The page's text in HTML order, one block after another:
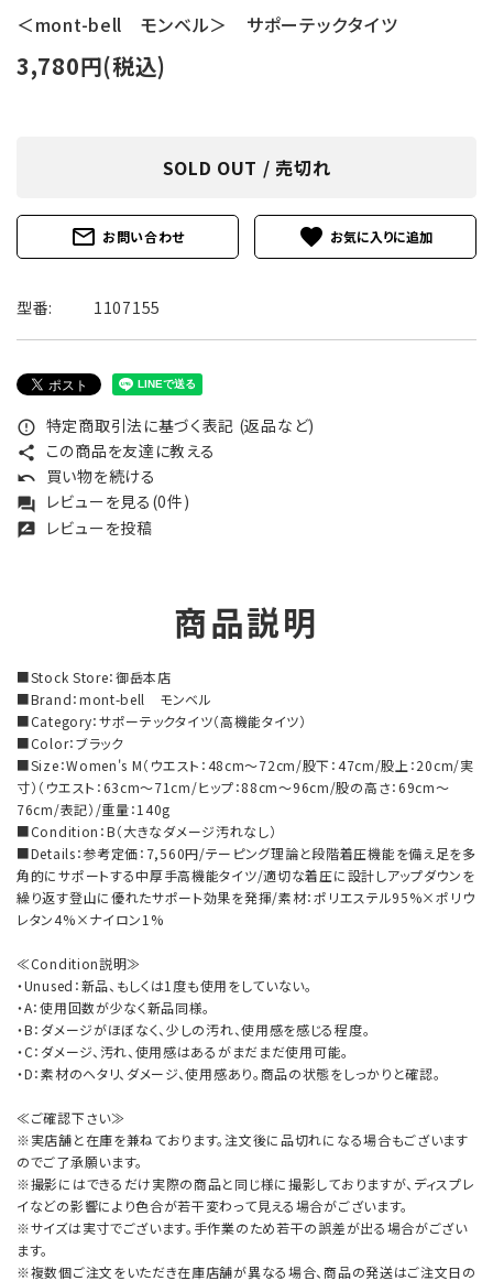
＜mont-bell モンベル＞ サポーテックタイツ
3,780円(税込)
SOLD OUT / 売切れ
mail_outline お問い合わせ favorite
型番: 1107155
error_outline 特定商取引法に基づく表記 (返品など)
share この商品を友達に教える
undo 買い物を続ける
forum レビューを見る(0件)
rate_review レビューを投稿
商品説明
■Stock Store：御岳本店
■Brand：mont-bell モンベル
■Category：サポーテックタイツ（高機能タイツ）
■Color：ブラック
■Size：Women's M（ウエスト：48cm～72cm/股下：47cm/股上：20cm/実
寸）（ウエスト：63cm～71cm/ヒップ：88cm～96cm/股の高さ：69cm～
76cm/表記）/重量：140g
■Condition：B（大きなダメージ汚れなし）
■Details：参考定価：7,560円/テーピング理論と段階着圧機能を備え足を多
角的にサポートする中厚手高機能タイツ/適切な着圧に設計しアップダウンを
繰り返す登山に優れたサポート効果を発揮/素材：ポリエステル95%×ポリウ
レタン4%×ナイロン1%
≪Condition説明≫
・Unused：新品、もしくは1度も使用をしていない。
・A：使用回数が少なく新品同様。
・B：ダメージがほぼなく、少しの汚れ、使用感を感じる程度。
・C：ダメージ、汚れ、使用感はあるがまだまだ使用可能。
・D：素材のヘタリ、ダメージ、使用感あり。商品の状態をしっかりと確認。
≪ご確認下さい≫
※実店舗と在庫を兼ねております。注文後に品切れになる場合もございます
のでご了承願います。
※撮影にはできるだけ実際の商品と同じ様に撮影しておりますが、ディスプレ
イなどの影響により色合が若干変わって見える場合がございます。
※サイズは実寸でございます。手作業のため若干の誤差が出る場合がござい
ます。
※複数個ご注文をいただき在庫店舗が異なる場合、商品の発送はご注文日の